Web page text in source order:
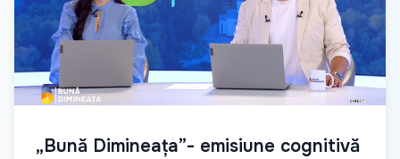
„Bună Dimineața”- emisiune cognitivă